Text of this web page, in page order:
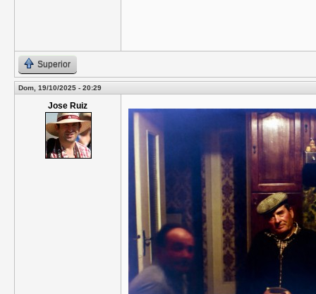
Superior
Dom, 19/10/2025 - 20:29
Jose Ruiz